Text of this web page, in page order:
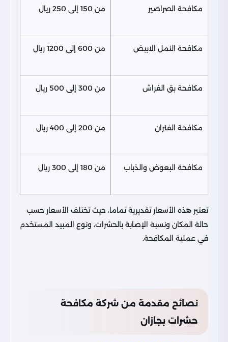
مكافحة الصراصير من 150 إلى 250 ريال
مكافحة النمل الابيض من 600 إلى 1200 ريال
مكافحة بق الفراش من 300 إلى 500 ريال
مكافحة الفئران من 200 إلى 400 ريال
مكافحة البعوض والذباب من 180 إلى 300 ريال
تعتبر هذه الأسعار تقديرية تماما، حيث تختلف الأسعار حسب
حالة المكان ونسبة الإصابة بالحشرات، ونوع المبيد المستخدم
في عملية المكافحة.
نصائح مقدمة من شركة مكافحة
حشرات بجازان